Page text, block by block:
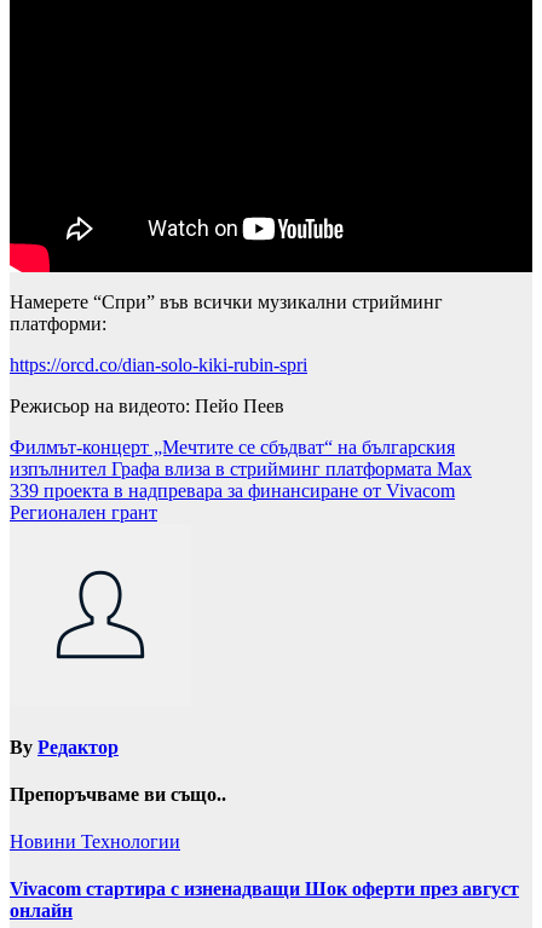
Намерете “Спри” във всички музикални стрийминг
платформи:
https://orcd.co/dian-solo-kiki-rubin-spri
Режисьор на видеото: Пейо Пеев
Навигация
Филмът-концерт „Мечтите се сбъдват“ на българския
изпълнител Графа влиза в стрийминг платформата Max
339 проекта в надпревара за финансиране от Vivacom
Регионален грант
By Редактор
Препоръчваме ви също..
Новини Технологии
Vivacom стартира с изненадващи Шок оферти през август
онлайн